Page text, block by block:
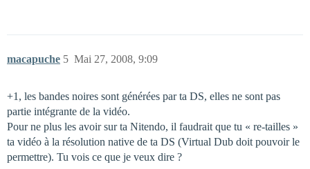
macapuche Mai 27, 2008, 9:09
5
+1, les bandes noires sont générées par ta DS, elles ne sont pas
partie intégrante de la vidéo.
Pour ne plus les avoir sur ta Nitendo, il faudrait que tu « re-tailles »
ta vidéo à la résolution native de ta DS (Virtual Dub doit pouvoir le
permettre). Tu vois ce que je veux dire ?